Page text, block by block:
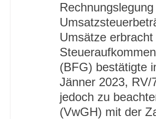
Umsätze
(BFG) bestätigte
Jänner 2023,
jedoch zu
(VwGH) mit der